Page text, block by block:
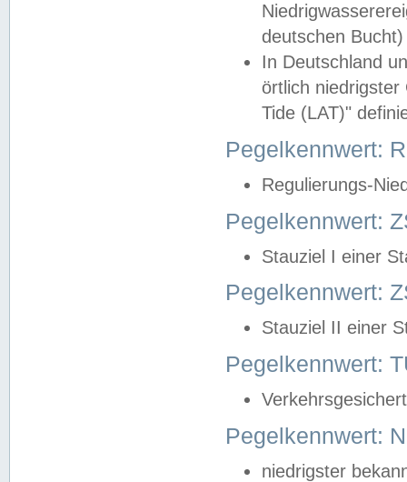
deutschen
In Deutschland
örtlich
Tide (LAT)"
Pegelkennwert:
Regulierungs-
Pegelkennwert:
Stauziel I einer
Pegelkennwert:
Stauziel II einer
Pegelkennwert:
Pegelkennwert:
niedrigster